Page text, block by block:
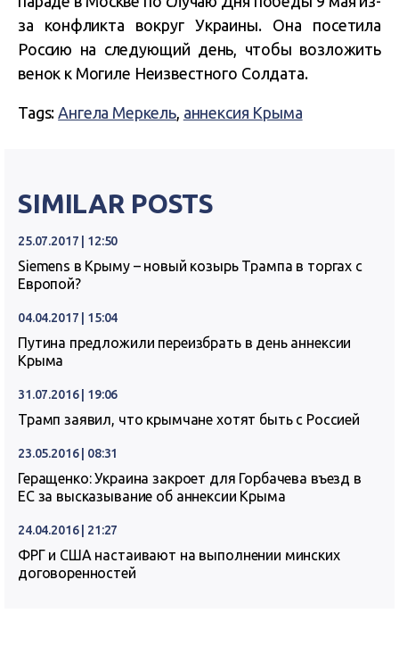
за конфликта вокруг Украины. Она посетила
Россию на следующий день, чтобы возложить
венок к Могиле Неизвестного Солдата.
Tags:Ангела Меркель, аннексия Крыма
SIMILAR POSTS
25.07.2017 | 12:50
Siemens в Крыму – новый козырь Трампа в торгах с
Европой?
04.04.2017 | 15:04
Путина предложили переизбрать в день аннексии
Крыма
31.07.2016 | 19:06
Трамп заявил, что крымчане хотят быть с Россией
23.05.2016 | 08:31
Геращенко: Украина закроет для Горбачева въезд в
ЕС за высказывание об аннексии Крыма
24.04.2016 | 21:27
ФРГ и США настаивают на выполнении минских
договоренностей